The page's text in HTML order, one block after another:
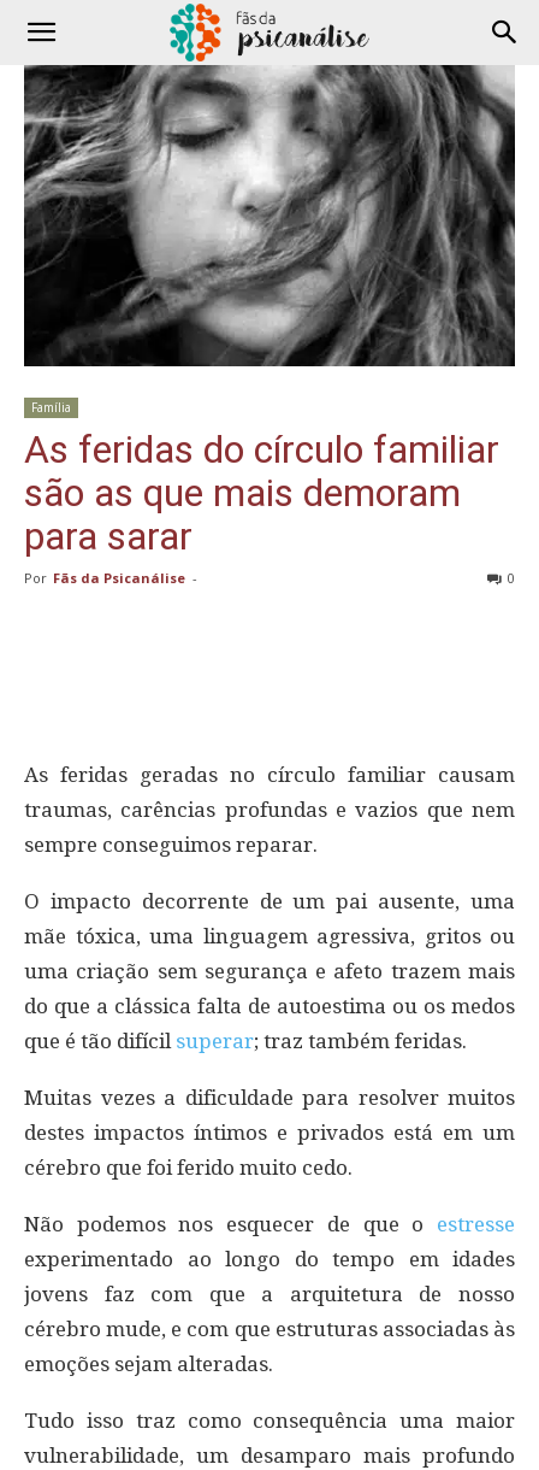
Família
As feridas do círculo familiar
são as que mais demoram
para sarar
Por Fãs da Psicanálise - 0
As feridas geradas no círculo familiar causam
traumas, carências profundas e vazios que nem
sempre conseguimos reparar.
O impacto decorrente de um pai ausente, uma
mãe tóxica, uma linguagem agressiva, gritos ou
uma criação sem segurança e afeto trazem mais
do que a clássica falta de autoestima ou os medos
que é tão difícil superar; traz também feridas.
Muitas vezes a dificuldade para resolver muitos
destes impactos íntimos e privados está em um
cérebro que foi ferido muito cedo.
Não podemos nos esquecer de que o estresse
experimentado ao longo do tempo em idades
jovens faz com que a arquitetura de nosso
cérebro mude, e com que estruturas associadas às
emoções sejam alteradas.
Tudo isso traz como consequência uma maior
vulnerabilidade, um desamparo mais profundo